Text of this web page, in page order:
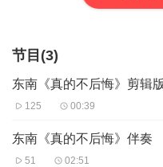
节目(3)
东南《真的不后悔》剪辑版
125 00:39
东南《真的不后悔》伴奏
51 02:51